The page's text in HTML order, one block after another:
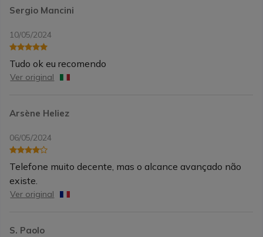
Sergio Mancini
10/05/2024
Tudo ok eu recomendo
Ver original
Arsène Heliez
06/05/2024
Telefone muito decente, mas o alcance avançado não
existe.
Ver original
S. Paolo